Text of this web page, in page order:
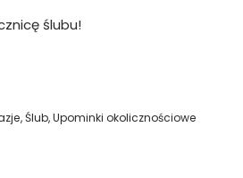
ślubu!
,Ślub,Upominki okolicznościowe